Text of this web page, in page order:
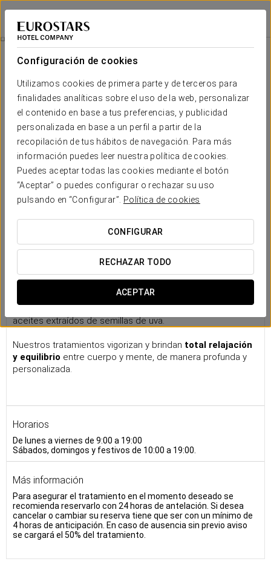
Configuración de cookies
Utilizamos cookies de primera parte y de terceros para
finalidades analíticas sobre el uso de la web, personalizar
el contenido en base a tus preferencias, y publicidad
personalizada en base a un perfil a partir de la
recopilación de tus hábitos de navegación. Para más
información puedes leer nuestra política de cookies.
Puedes aceptar todas las cookies mediante el botón
“Aceptar” o puedes configurar o rechazar su uso
pulsando en “Configurar”.
Política de cookies
CONFIGURAR
RECHAZAR TODO
ACEPTAR
Eurostars Porto Douro
OPORTO
Masajes
Nuestros masajes
en la serenidad del Río Douro
masajes de Eurostars Porto Douro by Ambery Spa utiliza
aceites extraídos de semillas de uva.
Nuestros tratamientos vigorizan y brindan total relajación
y equilibrio entre cuerpo y mente, de manera profunda y
personalizada.
Horarios
De lunes a viernes de 9:00 a 19:00
Sábados, domingos y festivos de 10:00 a 19:00.
Más información
Para asegurar el tratamiento en el momento deseado se
recomienda reservarlo con 24 horas de antelación. Si desea
cancelar o cambiar su reserva tiene que ser con un mínimo de
4 horas de anticipación. En caso de ausencia sin previo aviso
se cargará el 50% del tratamiento.